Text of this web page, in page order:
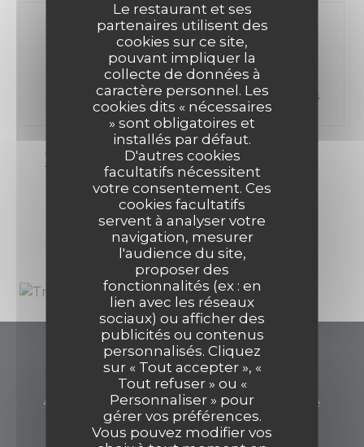
Le restaurant et ses
partenaires utilisent des
cookies sur ce site,
pouvant impliquer la
collecte de données à
caractère personnel. Les
cookies dits « nécessaires
» sont obligatoires et
installés par défaut.
D'autres cookies
facultatifs nécessitent
votre consentement. Ces
cookies facultatifs
servent à analyser votre
navigation, mesurer
l'audience du site,
proposer des
fonctionnalités (ex : en
lien avec les réseaux
sociaux) ou afficher des
publicités ou contenus
personnalisés. Cliquez
sur « Tout accepter », «
Tout refuser » ou «
Personnaliser » pour
gérer vos préférences.
Vous pouvez modifier vos
LES AVIS DE NOS CLIENTS
1
100% avis vérifiés
Seuls les clients ayant réservé ont laissé leur avis
Restaurant Vivant
49 rue de Londres 62520 Le Touquet-Paris-Plage
03 21 90 01 34